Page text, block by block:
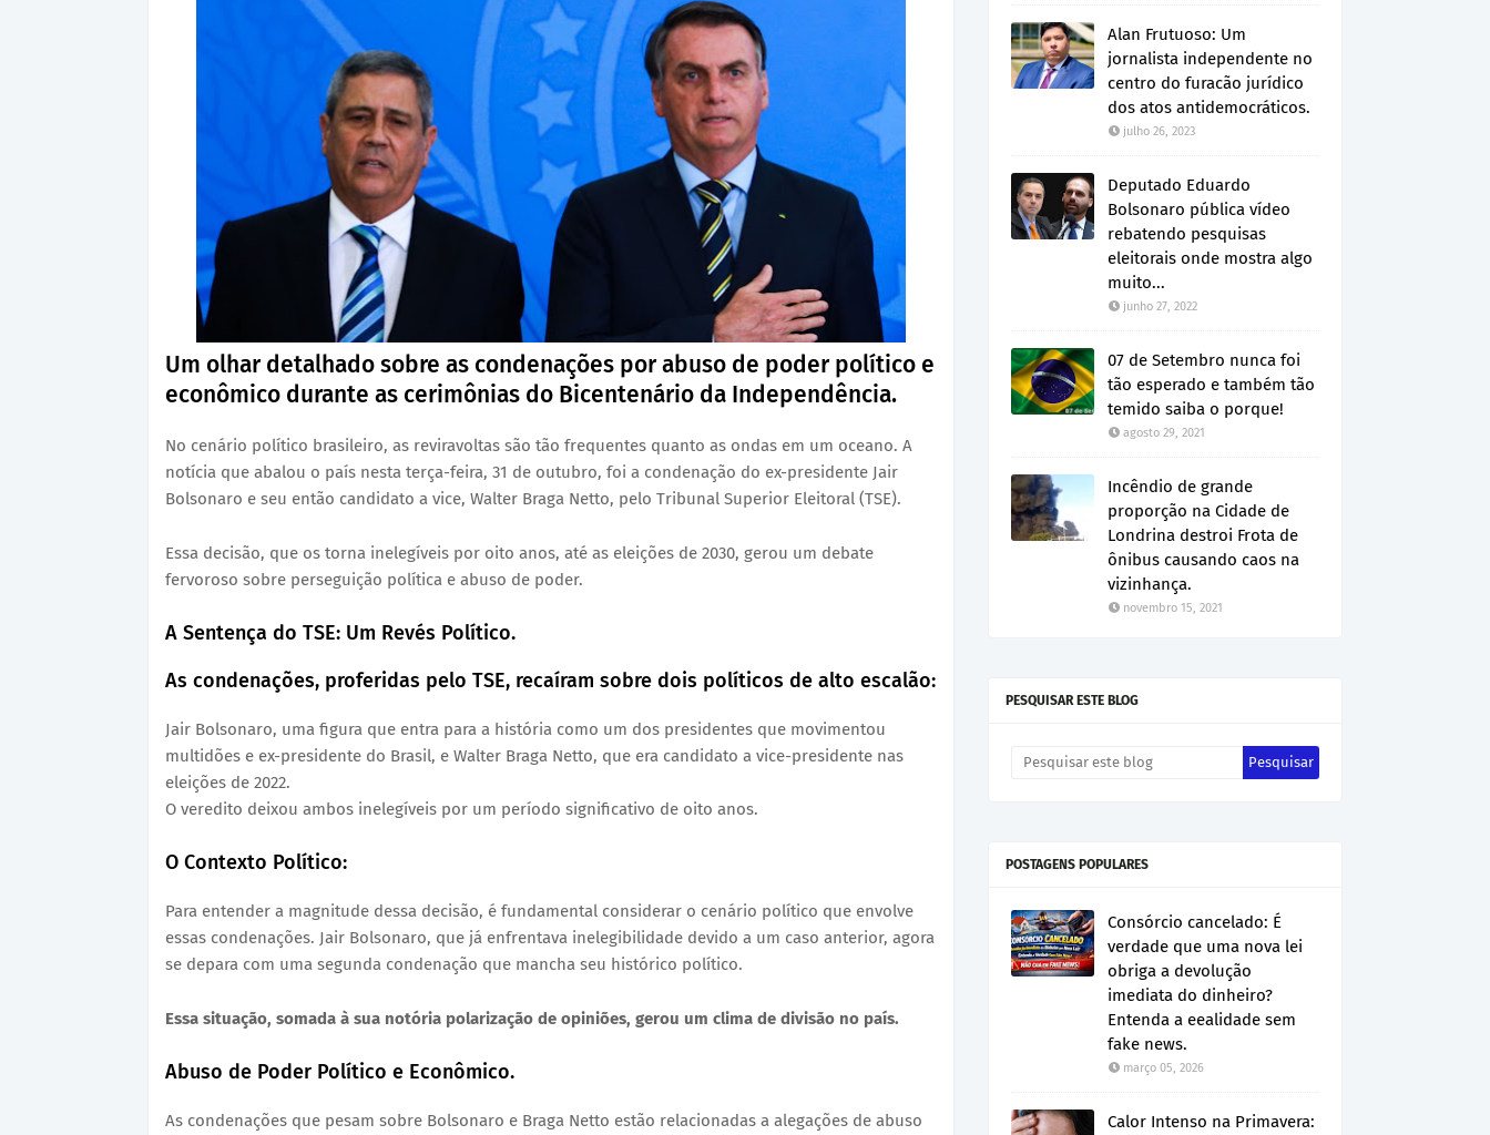
Um olhar detalhado sobre as condenações por abuso de poder político e
econômico durante as cerimônias do Bicentenário da Independência.
No cenário político brasileiro, as reviravoltas são tão frequentes quanto as ondas em um oceano. A
notícia que abalou o país nesta terça-feira, 31 de outubro, foi a condenação do ex-presidente Jair
Bolsonaro e seu então candidato a vice, Walter Braga Netto, pelo Tribunal Superior Eleitoral (TSE).
Essa decisão, que os torna inelegíveis por oito anos, até as eleições de 2030, gerou um debate
fervoroso sobre perseguição política e abuso de poder.
A Sentença do TSE: Um Revés Político.
As condenações, proferidas pelo TSE, recaíram sobre dois políticos de alto escalão:
Jair Bolsonaro, uma figura que entra para a história como um dos presidentes que movimentou
multidões e ex-presidente do Brasil, e Walter Braga Netto, que era candidato a vice-presidente nas
eleições de 2022.
O veredito deixou ambos inelegíveis por um período significativo de oito anos.
O Contexto Político:
Para entender a magnitude dessa decisão, é fundamental considerar o cenário político que envolve
essas condenações. Jair Bolsonaro, que já enfrentava inelegibilidade devido a um caso anterior, agora
se depara com uma segunda condenação que mancha seu histórico político.
Essa situação, somada à sua notória polarização de opiniões, gerou um clima de divisão no país.
Abuso de Poder Político e Econômico.
As condenações que pesam sobre Bolsonaro e Braga Netto estão relacionadas a alegações de abuso
Alan Frutuoso: Um
jornalista independente no
centro do furacão jurídico
dos atos antidemocráticos.
julho 26, 2023
Deputado Eduardo
Bolsonaro pública vídeo
rebatendo pesquisas
eleitorais onde mostra algo
muito...
junho 27, 2022
07 de Setembro nunca foi
tão esperado e também tão
temido saiba o porque!
agosto 29, 2021
Incêndio de grande
proporção na Cidade de
Londrina destroi Frota de
ônibus causando caos na
vizinhança.
novembro 15, 2021
PESQUISAR ESTE BLOG
POSTAGENS POPULARES
Consórcio cancelado: É
verdade que uma nova lei
obriga a devolução
imediata do dinheiro?
Entenda a eealidade sem
fake news.
março 05, 2026
Calor Intenso na Primavera: